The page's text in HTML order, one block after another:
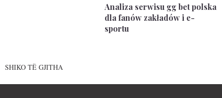
Analiza serwisu gg bet polska
dla fanów zakładów i e-
sportu
SHIKO TË GJITHA